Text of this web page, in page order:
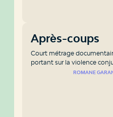
Après-coups
Court métrage
portant sur la violence
ROMANE